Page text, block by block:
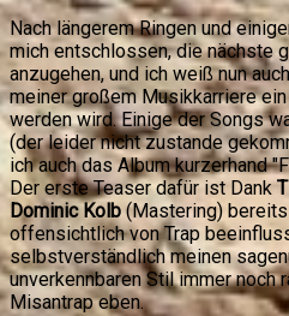
Nach längerem Ringen und
mich entschlossen, die nächste
anzugehen, und ich weiß nun
meiner großem Musikkarriere
werden wird. Einige der Songs
(der leider nicht zustande
ich auch das Album kurzerhand
Der erste Teaser dafür ist Dank
Dominic Kolb (Mastering)
offensichtlich von Trap
selbstverständlich meinen
unverkennbaren Stil immer noch
Misantrap eben.